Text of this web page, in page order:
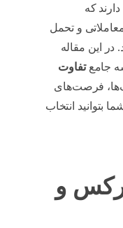
که
و تحمل
در این مقاله
جامعتفاوت
فرصت‌های
بتوانید انتخاب
و